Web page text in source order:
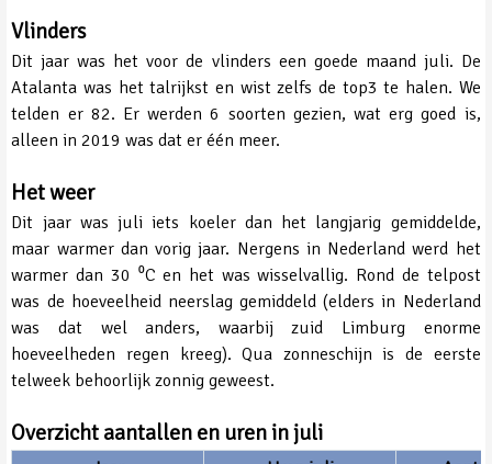
Vlinders
Dit jaar was het voor de vlinders een goede maand juli. De
Atalanta was het talrijkst en wist zelfs de top3 te halen. We
telden er 82. Er werden 6 soorten gezien, wat erg goed is,
alleen in 2019 was dat er één meer.
Het weer
Dit jaar was juli iets koeler dan het langjarig gemiddelde,
maar warmer dan vorig jaar. Nergens in Nederland werd het
warmer dan 30 ⁰C en het was wisselvallig. Rond de telpost
was de hoeveelheid neerslag gemiddeld (elders in Nederland
was dat wel anders, waarbij zuid Limburg enorme
hoeveelheden regen kreeg). Qua zonneschijn is de eerste
telweek behoorlijk zonnig geweest.
Overzicht aantallen en uren in juli